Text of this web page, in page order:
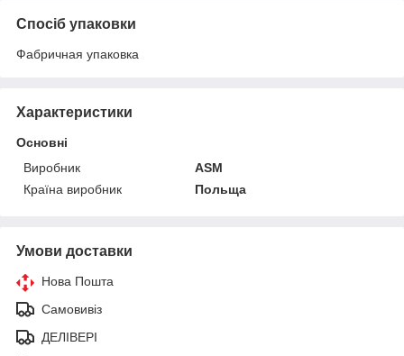
Спосіб упаковки
Фабричная упаковка
Характеристики
Основні
Виробник
ASM
Країна виробник
Польща
Умови доставки
Нова Пошта
Самовивіз
ДЕЛІВЕРІ